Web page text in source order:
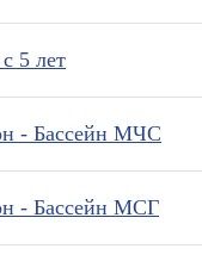
5 лет
- Бассейн МЧС
- Бассейн МСГ